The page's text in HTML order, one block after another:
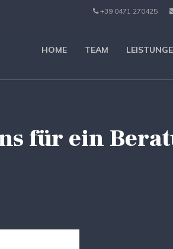
+39 0471 270425
HOME TEAM
für ein